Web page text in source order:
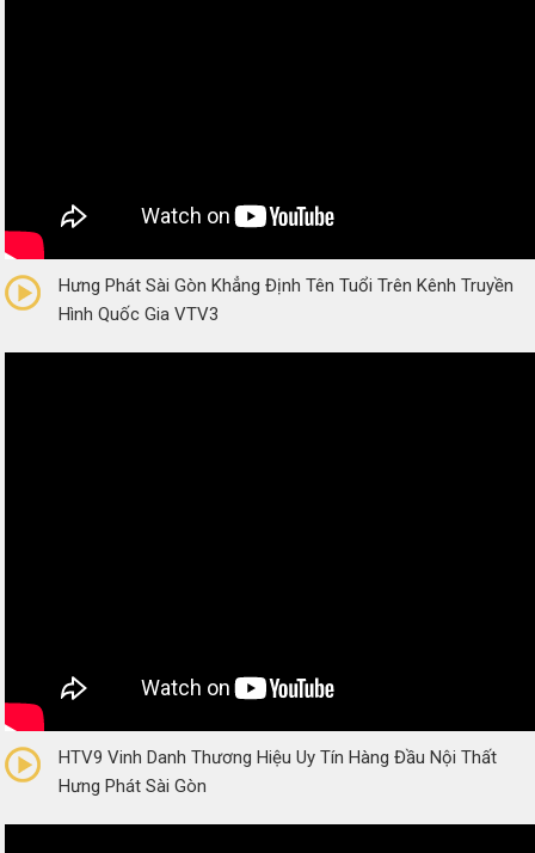
(0 Reviews)
Hưng Phát Sài Gòn Khẳng Định Tên Tuổi Trên Kênh Truyền
Hình Quốc Gia VTV3
(0 Reviews)
HTV9 Vinh Danh Thương Hiệu Uy Tín Hàng Đầu Nội Thất
Hưng Phát Sài Gòn